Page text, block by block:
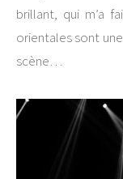
brillant, qui m’a
orientales sont
scène…